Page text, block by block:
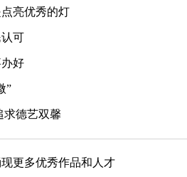
亮优秀的灯
可
好
”
求德艺双馨
更多优秀作品和人才